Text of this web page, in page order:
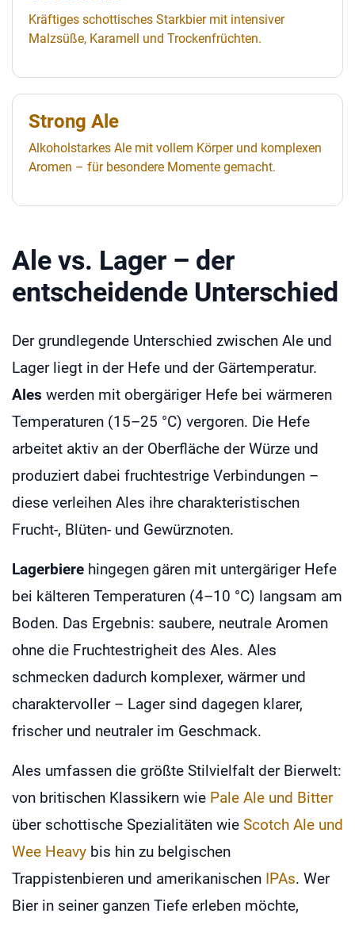
Kräftiges schottisches Starkbier mit intensiver
Malzsüße, Karamell und Trockenfrüchten.
Strong Ale
Alkoholstarkes Ale mit vollem Körper und komplexen
Aromen – für besondere Momente gemacht.
Ale vs. Lager – der
entscheidende Unterschied
Der grundlegende Unterschied zwischen Ale und
Lager liegt in der Hefe und der Gärtemperatur.
Ales werden mit obergäriger Hefe bei wärmeren
Temperaturen (15–25 °C) vergoren. Die Hefe
arbeitet aktiv an der Oberfläche der Würze und
produziert dabei fruchtestrige Verbindungen –
diese verleihen Ales ihre charakteristischen
Frucht-, Blüten- und Gewürznoten.
Lagerbiere hingegen gären mit untergäriger Hefe
bei kälteren Temperaturen (4–10 °C) langsam am
Boden. Das Ergebnis: saubere, neutrale Aromen
ohne die Fruchtestrigheit des Ales. Ales
schmecken dadurch komplexer, wärmer und
charaktervoller – Lager sind dagegen klarer,
frischer und neutraler im Geschmack.
Ales umfassen die größte Stilvielfalt der Bierwelt:
von britischen Klassikern wie Pale Ale und Bitter
über schottische Spezialitäten wie Scotch Ale und
Wee Heavy bis hin zu belgischen
Trappistenbieren und amerikanischen IPAs. Wer
Bier in seiner ganzen Tiefe erleben möchte,